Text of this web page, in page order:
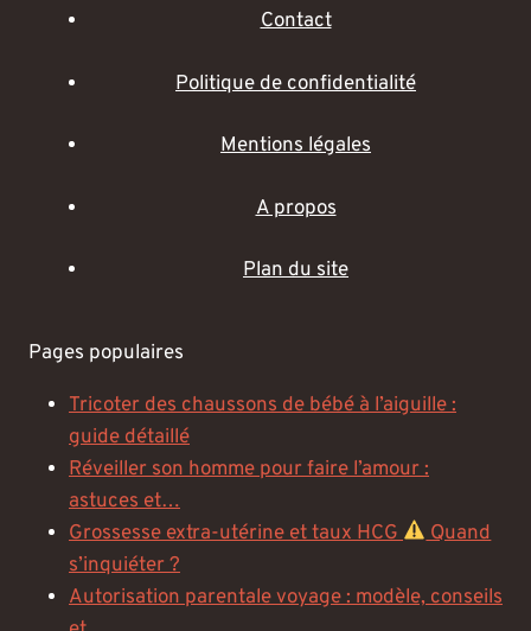
Contact
Politique de confidentialité
Mentions légales
A propos
Plan du site
Pages populaires
Tricoter des chaussons de bébé à l’aiguille :
guide détaillé
Réveiller son homme pour faire l’amour :
astuces et…
Grossesse extra-utérine et taux HCG
Quand
s’inquiéter ?
Autorisation parentale voyage : modèle, conseils